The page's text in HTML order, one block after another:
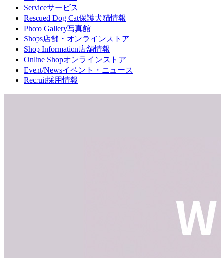
Serviceサービス
Rescued Dog Cat保護犬猫情報
Photo Gallery写真館
Shops店舗・オンラインストア
Shop Information店舗情報
Online Shopオンラインストア
Event/Newsイベント・ニュース
Recruit採用情報